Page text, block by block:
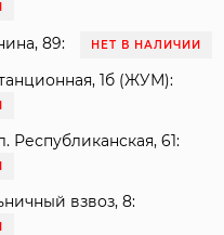
89: НЕТ В НАЛИЧИИ
1б (ЖУМ):
Республиканская, 61:
взвоз, 8: